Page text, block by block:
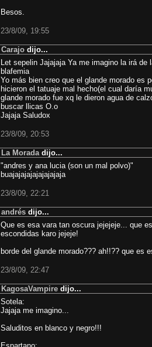
Besos.
23/8/09, 19:55
Carajo dijo...
Let sepelin Jajajaja Ya me imagino la irá de
blafemia
Yo más bien creo que el glande morado es
hicieron el tatuaje mal hecho(el cual daría
glande morado fue xq le dieron agua de
buscar llicas O.o
Jajaja Saludox
23/8/09, 20:53
La Morada dijo...
"andres y ana lucia (son un mal polvo)"
buajajajajajajajajaja
23/8/09, 22:21
andrés dijo...
Que es esa vara tan oscura jejejeje... que
escondidas karo jejeje!
borde del glande morado??? ah!!?? que es
23/8/09, 22:47
KagosaVampire dijo...
Sotela:
Jajaja me imagino...
Saluditos en blanco y negro!!!